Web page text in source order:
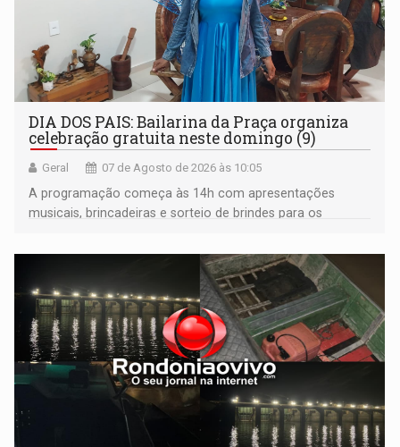
DIA DOS PAIS: Bailarina da Praça organiza
celebração gratuita neste domingo (9)
Geral 07 de Agosto de 2026 às 10:05
A programação começa às 14h com apresentações
musicais, brincadeiras e sorteio de brindes para os
bolo e canto de parabéns dedicado aos pais